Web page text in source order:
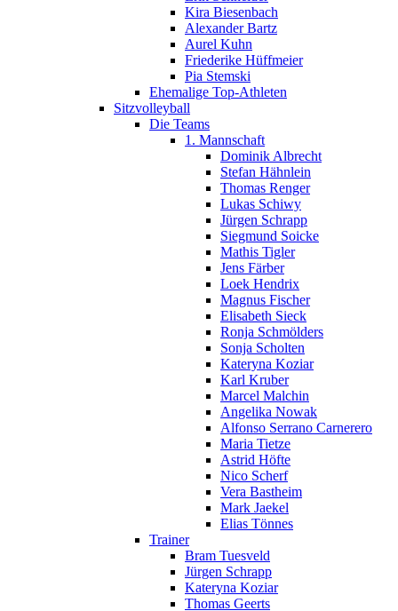
Kira Biesenbach
Alexander Bartz
Aurel Kuhn
Friederike Hüffmeier
Pia Stemski
Ehemalige Top-Athleten
Sitzvolleyball
Die Teams
1. Mannschaft
Dominik Albrecht
Stefan Hähnlein
Thomas Renger
Lukas Schiwy
Jürgen Schrapp
Siegmund Soicke
Mathis Tigler
Jens Färber
Loek Hendrix
Magnus Fischer
Elisabeth Sieck
Ronja Schmölders
Sonja Scholten
Kateryna Koziar
Karl Kruber
Marcel Malchin
Angelika Nowak
Alfonso Serrano Carnerero
Maria Tietze
Astrid Höfte
Nico Scherf
Vera Bastheim
Mark Jaekel
Elias Tönnes
Trainer
Bram Tuesveld
Jürgen Schrapp
Kateryna Koziar
Thomas Geerts